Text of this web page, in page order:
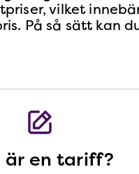
vilket
På så sätt kan
är en tariff?